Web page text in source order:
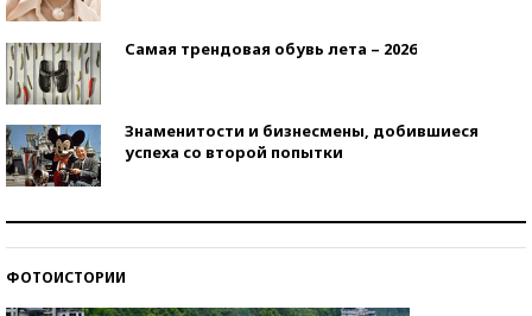
Самая трендовая обувь лета – 2026
Знаменитости и бизнесмены, добившиеся
успеха со второй попытки
ФОТОИСТОРИИ